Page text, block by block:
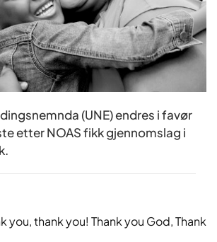
(UNE) endres i favør
etter NOAS fikk gjennomslag i
you, thank you! Thank you God, Thank